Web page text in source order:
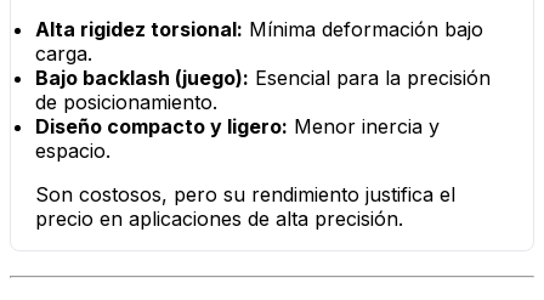
Alta rigidez torsional: Mínima deformación bajo
carga.
Bajo backlash (juego): Esencial para la precisión
de posicionamiento.
Diseño compacto y ligero: Menor inercia y
espacio.
Son costosos, pero su rendimiento justifica el
precio en aplicaciones de alta precisión.